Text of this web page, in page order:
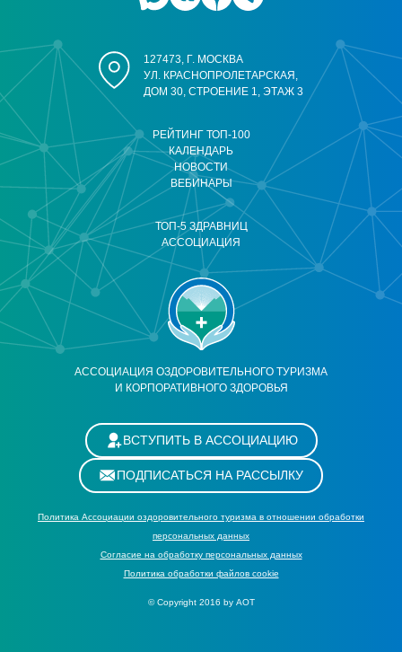
АССОЦИАЦИЯ ОЗДОРОВИТЕЛЬНОГО ТУРИЗМА
И КОРПОРАТИВНОГО ЗДОРОВЬЯ
РЕЙТИНГ ТОП-100
КАЛЕНДАРЬ
НОВОСТИ
ВЕБИНАРЫ
ТОП-5 ЗДРАВНИЦ
АССОЦИАЦИЯ
127473, Г. МОСКВА
УЛ. КРАСНОПРОЛЕТАРСКАЯ,
ДОМ 30, СТРОЕНИЕ 1, ЭТАЖ 3
ВСТУПИТЬ В АССОЦИАЦИЮ
ПОДПИСАТЬСЯ НА РАССЫЛКУ
Политика Ассоциации оздоровительного туризма в отношении обработки
персональных данных
Cогласие на обработку персональных данных
Политика обработки файлов cookie
© Copyright 2016 by АОТ